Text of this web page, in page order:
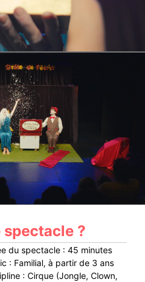
?
du spectacle : 45 minutes
: Familial, à partir de 3 ans
: Cirque (Jongle, Clown,